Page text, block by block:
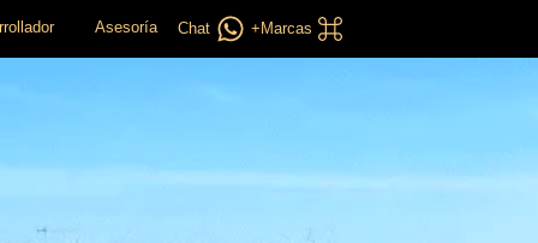
Asesoría Chat +Marcas